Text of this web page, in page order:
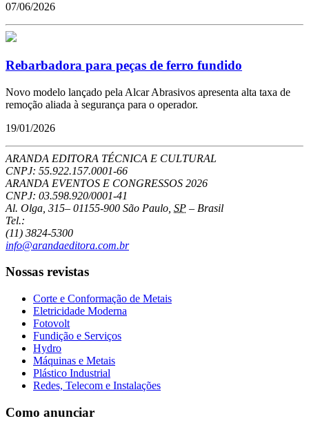
07/06/2026
Rebarbadora para peças de ferro fundido
Novo modelo lançado pela Alcar Abrasivos apresenta alta taxa de
remoção aliada à segurança para o operador.
19/01/2026
ARANDA EDITORA TÉCNICA E CULTURAL
CNPJ: 55.922.157.0001-66
ARANDA EVENTOS E CONGRESSOS 2026
CNPJ: 03.598.920/0001-41
Al. Olga, 315– 01155-900 São Paulo SP – Brasil
Tel.:
(11) 3824-5300
info@arandaeditora.com.br
Nossas revistas
Corte e Conformação de Metais
Eletricidade Moderna
Fotovolt
Fundição e Serviços
Hydro
Máquinas e Metais
Plástico Industrial
Redes, Telecom e Instalações
Como anunciar